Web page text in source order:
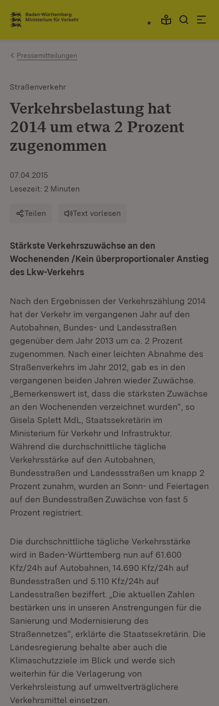
Zum Inhalt springen
Link zur Startseite
Pressemitteilungen
Straßenverkehr
Verkehrsbelastung hat
2014 um etwa 2 Prozent
zugenommen
07.04.2015
Lesezeit: 2 Minuten
Teilen Text vorlesen
Stärkste Verkehrszuwächse an den
Wochenenden /Kein überproportionaler Anstieg
des Lkw-Verkehrs
Nach den Ergebnissen der Verkehrszählung 2014
hat der Verkehr im vergangenen Jahr auf den
Autobahnen, Bundes- und Landesstraßen
gegenüber dem Jahr 2013 um ca. 2 Prozent
zugenommen. Nach einer leichten Abnahme des
Straßenverkehrs im Jahr 2012, gab es in den
vergangenen beiden Jahren wieder Zuwächse.
„Bemerkenswert ist, dass die stärksten Zuwächse
an den Wochenenden verzeichnet wurden“, so
Gisela Splett MdL, Staatssekretärin im
Ministerium für Verkehr und Infrastruktur.
Während die durchschnittliche tägliche
Verkehrsstärke auf den Autobahnen,
Bundesstraßen und Landessstraßen um knapp 2
Prozent zunahm, wurden an Sonn- und Feiertagen
auf den Bundesstraßen Zuwächse von fast 5
Prozent registriert.
Die durchschnittliche tägliche Verkehrsstärke
wird in Baden-Württemberg nun auf 61.600
Kfz/24h auf Autobahnen, 14.690 Kfz/24h auf
Bundesstraßen und 5.110 Kfz/24h auf
Landesstraßen beziffert. „Die aktuellen Zahlen
bestärken uns in unseren Anstrengungen für die
Sanierung und Modernisierung des
Straßennetzes“, erklärte die Staatssekretärin. Die
Landesregierung behalte aber auch die
Klimaschutzziele im Blick und werde sich
weiterhin für die Verlagerung von
Verkehrsleistung auf umweltverträglichere
Verkehrsmittel einsetzen.